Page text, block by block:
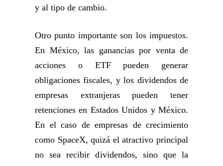
y al tipo de cambio.
Otro punto importante son los impuestos.
En México, las ganancias por venta de
acciones o ETF pueden generar
obligaciones fiscales, y los dividendos de
empresas extranjeras pueden tener
retenciones en Estados Unidos y México.
En el caso de empresas de crecimiento
como SpaceX, quizá el atractivo principal
no sea recibir dividendos, sino que la